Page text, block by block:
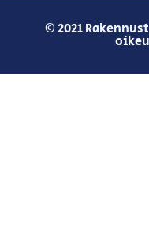
© 2021